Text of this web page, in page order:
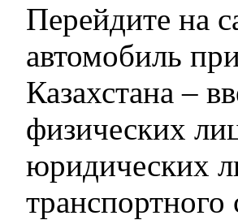
Перейдите на
автомобиль
Казахстана –
физических
юридических
транспортного